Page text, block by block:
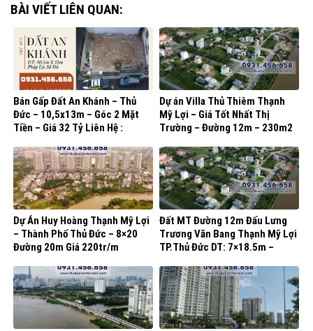
BÀI VIẾT LIÊN QUAN:
Bán Gấp Đất An Khánh – Thủ
Đức – 10,5x13m – Góc 2 Mặt
Tiền – Giá 32 Tỷ Liên Hệ :
Dự án Villa Thủ Thiêm Thạnh
Mỹ Lợi – Giá Tốt Nhất Thị
Trường – Đường 12m – 230m2
Dự Án Huy Hoàng Thạnh Mỹ Lợi
– Thành Phố Thủ Đức – 8×20
Đường 20m Giá 220tr/m
Đất MT Đường 12m Đấu Lưng
Trương Văn Bang Thạnh Mỹ Lợi
TP.Thủ Đức DT: 7×18.5m –